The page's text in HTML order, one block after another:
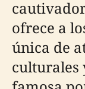
ofrece a
única de
culturales